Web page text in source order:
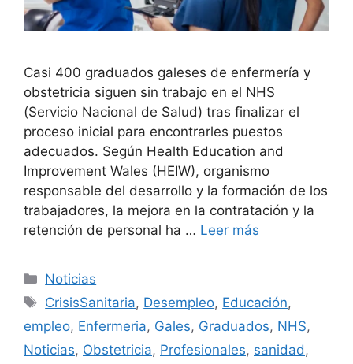
Casi 400 graduados galeses de enfermería y
obstetricia siguen sin trabajo en el NHS
(Servicio Nacional de Salud) tras finalizar el
proceso inicial para encontrarles puestos
adecuados. Según Health Education and
Improvement Wales (HEIW), organismo
responsable del desarrollo y la formación de los
trabajadores, la mejora en la contratación y la
retención de personal ha … Leer más
Categorías
Noticias
Etiquetas
CrisisSanitaria, Desempleo, Educación,
empleo, Enfermeria, Gales, Graduados, NHS,
Noticias, Obstetricia, Profesionales, sanidad ,